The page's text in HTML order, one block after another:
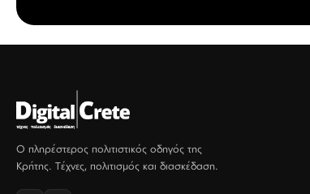
Ο πληρέστερος πολιτιστικός οδηγός της
Κρήτης. Τέχνες, πολιτισμός και διασκέδαση.